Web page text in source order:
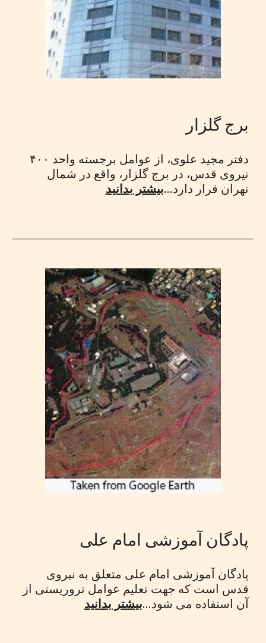
برج گلزار
دفتر مجید علوی، از عوامل برجسته واحد ۴۰۰
نیروی قدس، در برج گلزار، واقع در شمال
تهران قرار دارد...بیشتر بدانید
پادگان آموزشی امام علی
پادگان آموزشی امام علی متعلق به نیروی
قدس است که جهت تعلیم عوامل تروریستی از
آن استفاده می شود...بیشتر بدانید